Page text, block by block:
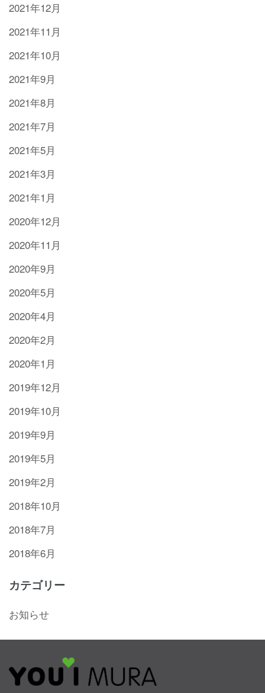
2021年12月
2021年11月
2021年10月
2021年9月
2021年8月
2021年7月
2021年5月
2021年3月
2021年1月
2020年12月
2020年11月
2020年9月
2020年5月
2020年4月
2020年2月
2020年1月
2019年12月
2019年10月
2019年9月
2019年5月
2019年2月
2018年10月
2018年7月
2018年6月
カテゴリー
お知らせ